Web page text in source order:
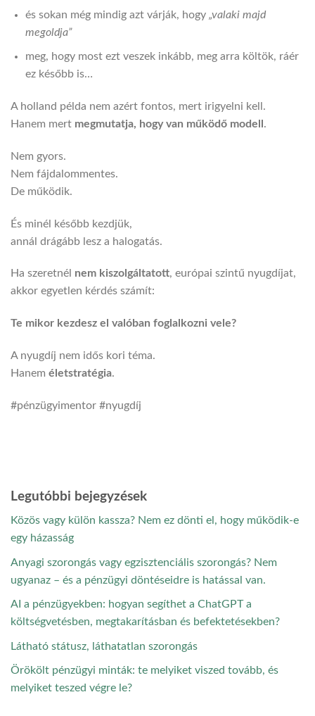
és sokan még mindig azt várják, hogy „valaki majd
megoldja”
meg, hogy most ezt veszek inkább, meg arra költök, ráér
ez később is…
A holland példa nem azért fontos, mert irigyelni kell.
Hanem mert megmutatja, hogy van működő modell .
Nem gyors.
Nem fájdalommentes.
De működik.
És minél később kezdjük,
annál drágább lesz a halogatás.
Ha szeretnél nem kiszolgáltatott, európai szintű nyugdíjat,
akkor egyetlen kérdés számít:
Te mikor kezdesz el valóban foglalkozni vele?
A nyugdíj nem idős kori téma.
Hanem életstratégia.
#pénzügyimentor #nyugdíj
Legutóbbi bejegyzések
Közös vagy külön kassza? Nem ez dönti el, hogy működik-e
egy házasság
Anyagi szorongás vagy egzisztenciális szorongás? Nem
ugyanaz – és a pénzügyi döntéseidre is hatással van.
AI a pénzügyekben: hogyan segíthet a ChatGPT a
költségvetésben, megtakarításban és befektetésekben?
Látható státusz, láthatatlan szorongás
Örökölt pénzügyi minták: te melyiket viszed tovább, és
melyiket teszed végre le?